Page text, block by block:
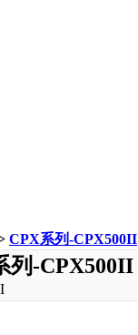
CPX系列-CPX500II
列-CPX500II